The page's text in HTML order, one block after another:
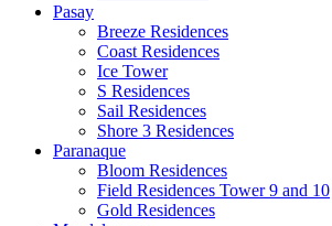
Pasay
Breeze Residences
Coast Residences
Ice Tower
S Residences
Sail Residences
Shore 3 Residences
Paranaque
Bloom Residences
Field Residences Tower 9 and 10
Gold Residences